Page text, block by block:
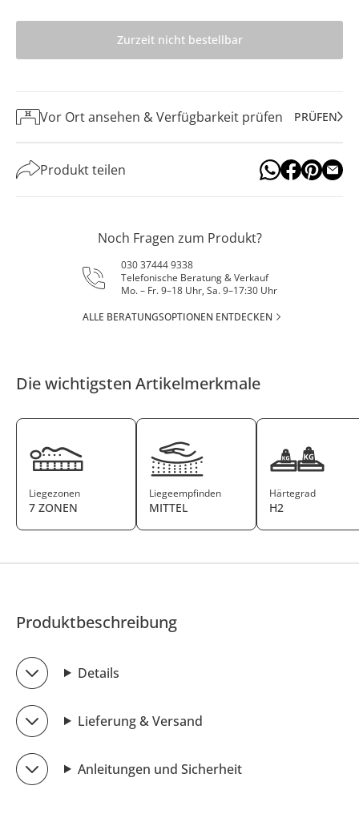
Zurzeit nicht bestellbar
Vor Ort ansehen & Verfügbarkeit prüfen PRÜFEN
Produkt teilen
Noch Fragen zum Produkt?
030 37444 9338
Telefonische Beratung & Verkauf
Mo. – Fr. 9–18 Uhr, Sa. 9–17:30 Uhr
ALLE BERATUNGSOPTIONEN ENTDECKEN
Die wichtigsten Artikelmerkmale
Liegezonen
7 ZONEN
Liegeempfinden
MITTEL
Härtegrad
H2
Produktbeschreibung
Details
Lieferung & Versand
Anleitungen und Sicherheit